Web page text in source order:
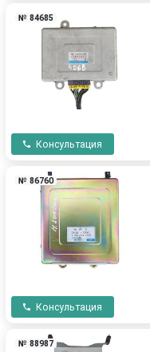
№ 84685
Консультация
№ 86760
Консультация
№ 88987